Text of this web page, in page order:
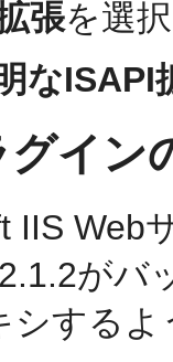
張を選
なISAPI
イン
IIS Web
がバ
シする